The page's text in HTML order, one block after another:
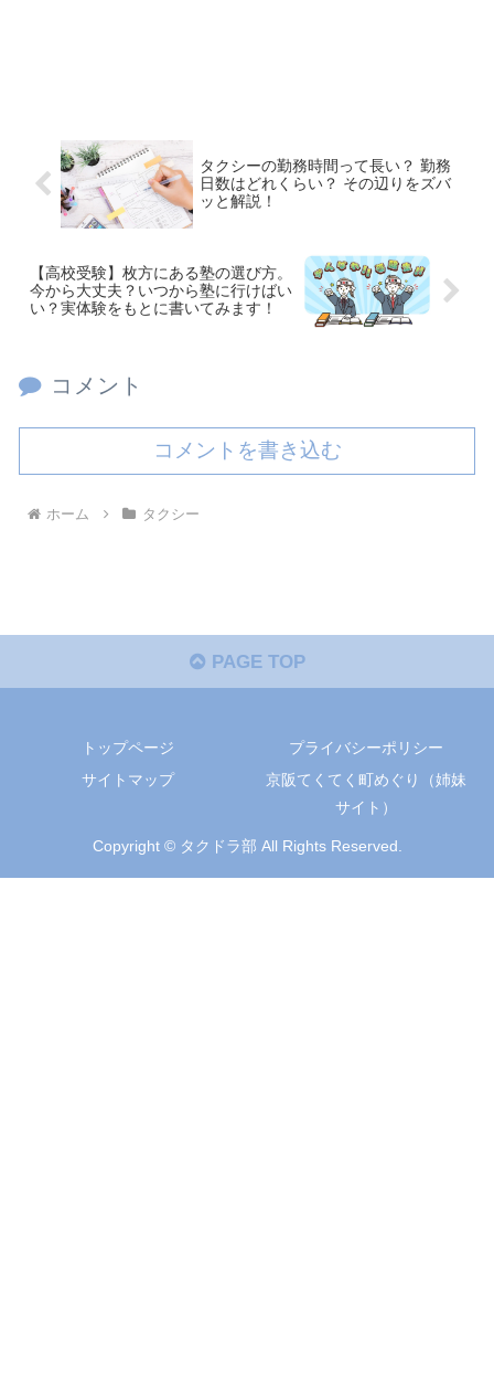
タクシーの勤務時間って長い？ 勤務
日数はどれくらい？ その辺りをズバ
ッと解説！
【高校受験】枚方にある塾の選び方。
今から大丈夫？いつから塾に行けばい
い？実体験をもとに書いてみます！
コメント
コメントを書き込む
ホーム タクシー
PAGE TOP
トップページ
プライバシーポリシー
サイトマップ
京阪てくてく町めぐり（姉妹
サイト）
Copyright © タクドラ部 All Rights Reserved.